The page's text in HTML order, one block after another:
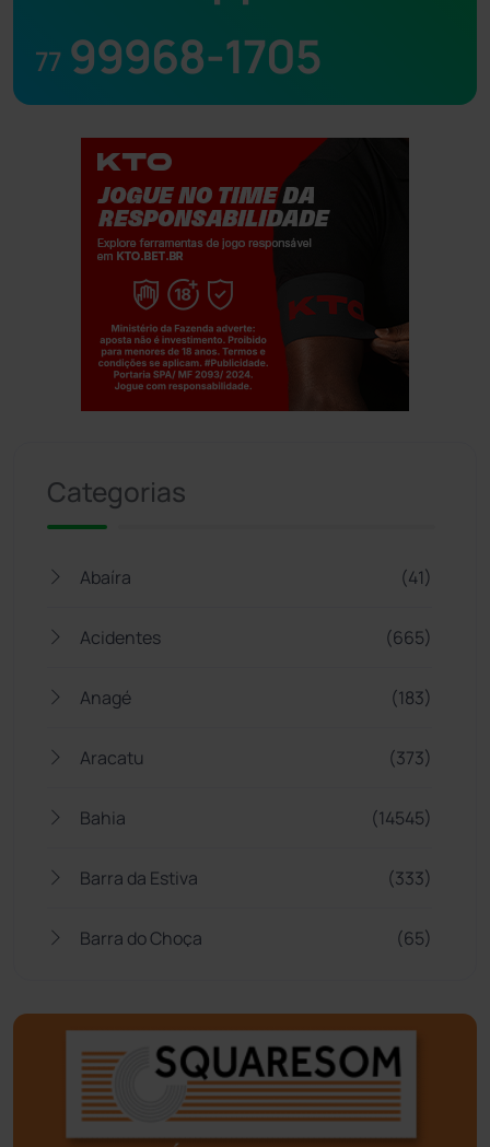
77 99968-1705
Categorias
Abaíra (41)
Acidentes (665)
Anagé (183)
Aracatu (373)
Bahia (14545)
Barra da Estiva (333)
Barra do Choça (65)
Bom Jesus da Lapa (507)
Boquira (152)